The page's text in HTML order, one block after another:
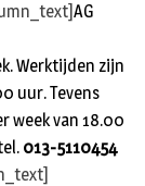
AG
Werktijden zijn
uur. Tevens
week van 18.00
013-5110454